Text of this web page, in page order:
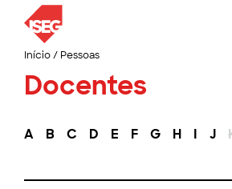
Início/ Pessoas
Docentes
A B C D E F G H I J